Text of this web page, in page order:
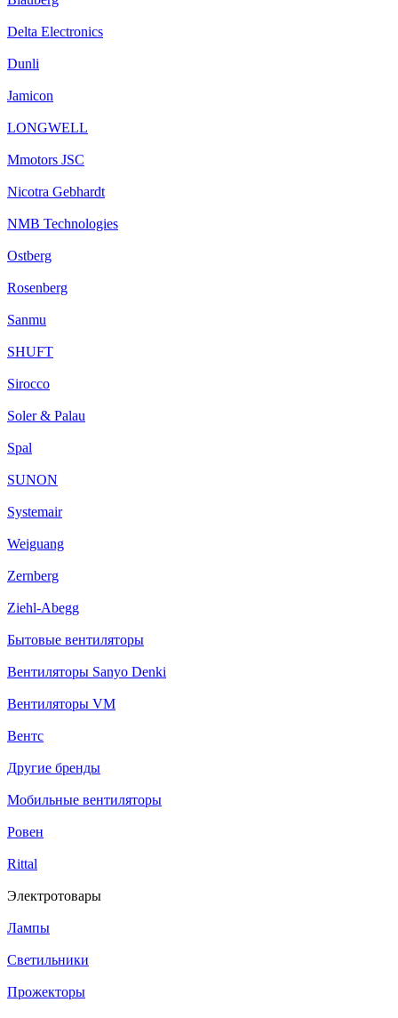
Delta Electronics
Dunli
Jamicon
LONGWELL
Mmotors JSC
Nicotra Gebhardt
NMB Technologies
Ostberg
Rosenberg
Sanmu
SHUFT
Sirocco
Soler & Palau
Spal
SUNON
Systemair
Weiguang
Zernberg
Ziehl-Abegg
Бытовые вентиляторы
Вентиляторы Sanyo Denki
Вентиляторы VM
Вентс
Другие бренды
Мобильные вентиляторы
Ровен
Rittal
Электротовары
Лампы
Светильники
Прожекторы